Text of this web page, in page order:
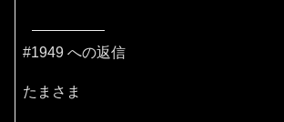
#1949 への返信
たまさま